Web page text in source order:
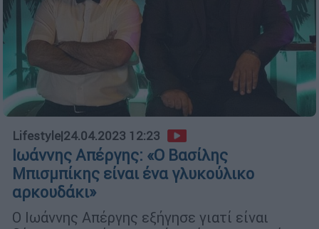
Lifestyle|24.04.2023 12:23
Ιωάννης Απέργης: «Ο Βασίλης
Μπισμπίκης είναι ένα γλυκούλικο
αρκουδάκι»
Ο Ιωάννης Απέργης εξήγησε γιατί είναι